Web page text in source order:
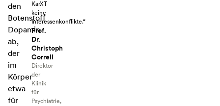
den
Botenstoff
Dopamin
ab,
der
im
Körper
etwa
für
KarXT
keine
Interessenkonflikte.“
Prof.
Dr.
Christoph
Correll
Direktor
der
Klinik
für
Psychiatrie,